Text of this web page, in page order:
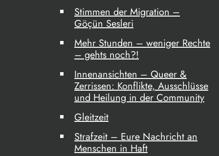
Stimmen der Migration –
Göçün Sesleri
Mehr Stunden – weniger Rechte
– gehts noch?!
Innenansichten – Queer &
Zerrissen: Konflikte, Ausschlüsse
und Heilung in der Community
Gleitzeit
Strafzeit – Eure Nachricht an
Menschen in Haft